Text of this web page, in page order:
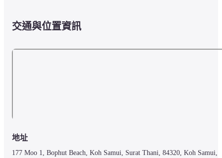
交通與位置資訊
地址
177 Moo 1, Bophut Beach, Koh Samui, Surat Thani, 84320, Koh Samui,